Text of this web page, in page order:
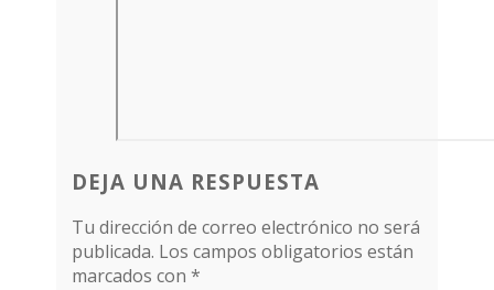
DEJA UNA RESPUESTA
Tu dirección de correo electrónico no será
publicada. Los campos obligatorios están
marcados con*